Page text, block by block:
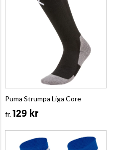
Puma Strumpa Liga Core
fr.129 kr